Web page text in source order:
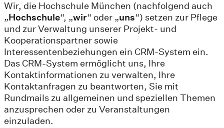
Wir, die Hochschule München (nachfolgend auch
„Hochschule“, „wir“ oder „uns“) setzen zur Pflege
und zur Verwaltung unserer Projekt- und
Kooperationspartner sowie
Interessentenbeziehungen ein CRM-System ein.
Das CRM-System ermöglicht uns, Ihre
Kontaktinformationen zu verwalten, Ihre
Kontaktanfragen zu beantworten, Sie mit
Rundmails zu allgemeinen und speziellen Themen
anzusprechen oder zu Veranstaltungen
einzuladen.